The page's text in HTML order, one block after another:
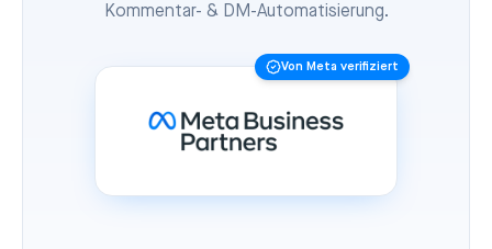
Kommentar- & DM-Automatisierung.
Von Meta verifiziert